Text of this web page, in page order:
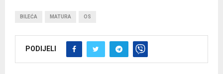
BILEĆA MATURA OS
PODIJELI